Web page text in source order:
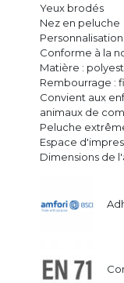
Yeux brodés
Nez en peluche
Conforme à la
Matière :
Rembourrage :
Convient aux
animaux de
Peluche
Espace
Dimensions de